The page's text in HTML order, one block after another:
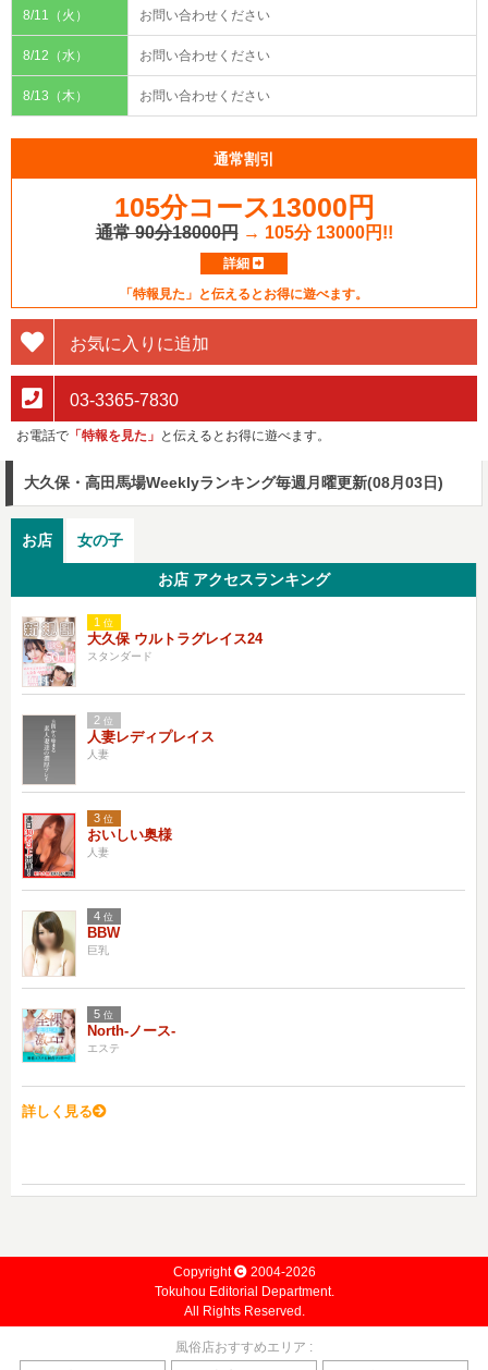
8/11（火） お問い合わせください
8/12（水） お問い合わせください
8/13（木） お問い合わせください
通常割引
105分コース13000円
通常 90分18000円 → 105分 13000円!!
詳細
「特報見た」と伝えるとお得に遊べます。
お気に入りに追加
03-3365-7830
お電話で 「特報を見た」 と伝えるとお得に遊べます。
大久保・高田馬場Weeklyランキング毎週月曜更新(08月03日)
お店 女の子
お店 アクセスランキング
1 位
大久保 ウルトラグレイス24
スタンダード
2 位
人妻レディプレイス
人妻
3 位
おいしい奥様
人妻
4 位
BBW
巨乳
5 位
North-ノース-
エステ
詳しく見る
Copyright
2004-2026
Tokuhou Editorial Department.
All Rights Reserved.
風俗店おすすめエリア :